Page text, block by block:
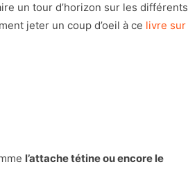
un tour d’horizon sur les différents
jeter un coup d’oeil à ce livre sur
l’attache tétine ou encore le